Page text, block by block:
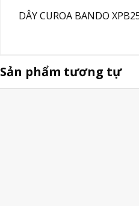
DÂY CUROA BANDO
Sản phẩm tương tự